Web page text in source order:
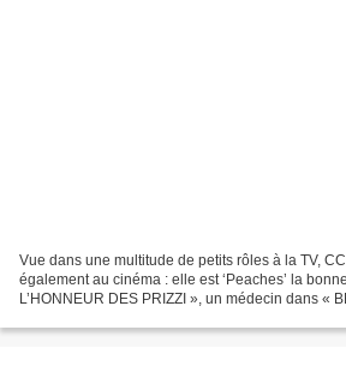
Vue dans une multitude de petits rôles à la TV,
également au cinéma : elle est ‘Peaches’ la
L’HONNEUR DES PRIZZI », un médecin dans «